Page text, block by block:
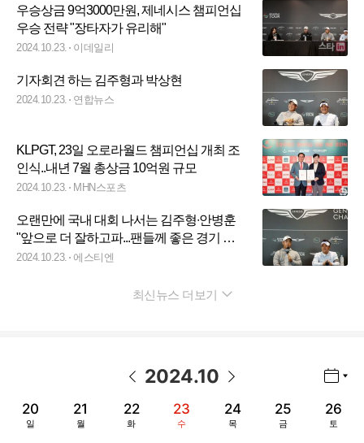
우승상금 9억3000만원, 제네시스 챔피언십
우승 전략 "장타자가 유리해"
2024.10.23. 이데일리
기자회견 하는 김주형과 박상현
2024.10.23. 연합뉴스
KLPGT, 23일 오로라월드 챔피언십 개최 조
인식..내년 7월 총상금 10억원 규모
2024.10.23. MHN스포츠
오랜만에 국내 대회 나서는 김주형∙안병훈
"앞으로 더 잘하고파...팬들께 좋은 경기 보
여드릴 것"
2024.10.23. 에스티엔
최신뉴스 더보기
2024.10
20
일
21
월
22
화
23
수
24
목
25
금
26
토